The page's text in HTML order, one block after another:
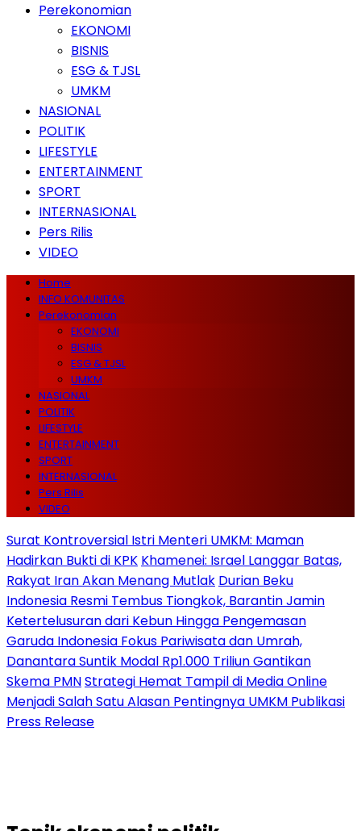
Perekonomian
EKONOMI
BISNIS
ESG & TJSL
UMKM
NASIONAL
POLITIK
LIFESTYLE
ENTERTAINMENT
SPORT
INTERNASIONAL
Pers Rilis
VIDEO
Home
INFO KOMUNITAS
Perekonomian
EKONOMI
BISNIS
ESG & TJSL
UMKM
NASIONAL
POLITIK
LIFESTYLE
ENTERTAINMENT
SPORT
INTERNASIONAL
Pers Rilis
VIDEO
Surat Kontroversial Istri Menteri UMKM: Maman
Hadirkan Bukti di KPK Khamenei: Israel Langgar Batas,
Rakyat Iran Akan Menang Mutlak Durian Beku
Indonesia Resmi Tembus Tiongkok, Barantin Jamin
Ketertelusuran dari Kebun Hingga Pengemasan
Garuda Indonesia Fokus Pariwisata dan Umrah,
Danantara Suntik Modal Rp1.000 Triliun Gantikan
Skema PMNStrategi Hemat Tampil di Media Online
Menjadi Salah Satu Alasan Pentingnya UMKM Publikasi
Press Release